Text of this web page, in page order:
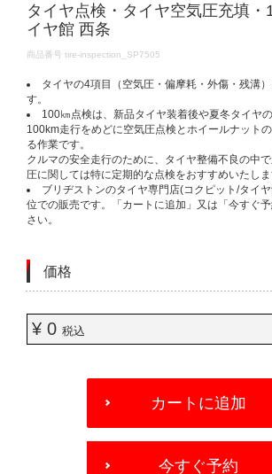
タイヤ点検・タイヤ空気圧充填・
イヤ館 西条
DETAILS
商品番号 tire-inspection_SP7505
タイヤの4項目（空気圧・偏摩耗・外傷・残溝
す。​
100㎞点検は、新品タイヤ装着後や夏冬タイヤの
100km走行をめどに空気圧点検とホイールナット
る作業です。​
クルマの安全走行のために、タイヤ整備不良の中
圧に関しては特に定期的な点検をおすすめいたしま
ブリヂストンのタイヤ専門店(コクピット/タイ
位での販売です。「カートに追加」又は「今すぐ
さい。​
価格
¥ 0 税込
OPTIONS
カートに追加
今すぐ予約